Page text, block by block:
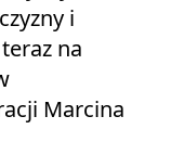
i
na
Marcina